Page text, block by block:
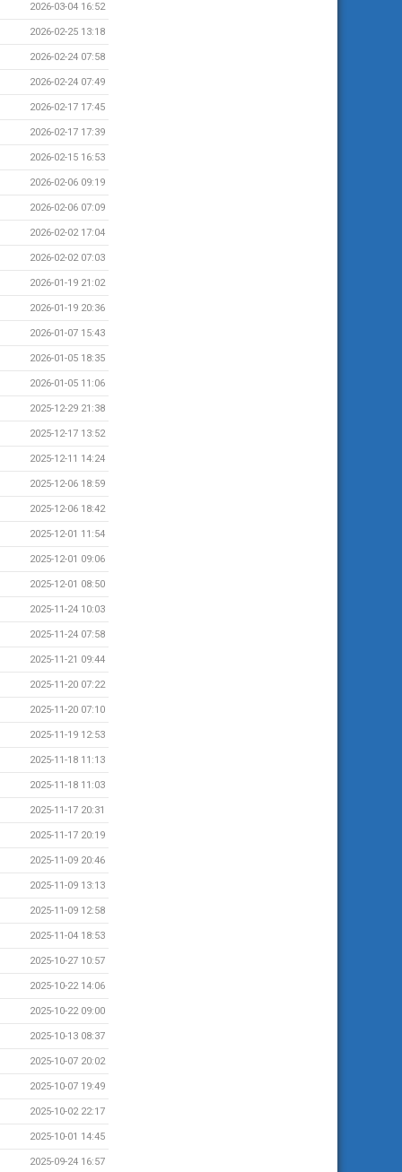
2026-03-04 16:52
2026-02-25 13:18
2026-02-24 07:58
2026-02-24 07:49
2026-02-17 17:45
2026-02-17 17:39
2026-02-15 16:53
2026-02-06 09:19
2026-02-06 07:09
2026-02-02 17:04
2026-02-02 07:03
2026-01-19 21:02
2026-01-19 20:36
2026-01-07 15:43
2026-01-05 18:35
2026-01-05 11:06
2025-12-29 21:38
2025-12-17 13:52
2025-12-11 14:24
2025-12-06 18:59
2025-12-06 18:42
2025-12-01 11:54
2025-12-01 09:06
2025-12-01 08:50
2025-11-24 10:03
2025-11-24 07:58
2025-11-21 09:44
2025-11-20 07:22
2025-11-20 07:10
2025-11-19 12:53
2025-11-18 11:13
2025-11-18 11:03
2025-11-17 20:31
2025-11-17 20:19
2025-11-09 20:46
2025-11-09 13:13
2025-11-09 12:58
2025-11-04 18:53
2025-10-27 10:57
2025-10-22 14:06
2025-10-22 09:00
2025-10-13 08:37
2025-10-07 20:02
2025-10-07 19:49
2025-10-02 22:17
2025-10-01 14:45
2025-09-24 16:57